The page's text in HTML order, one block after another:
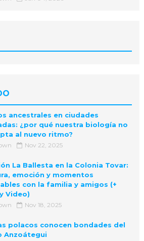
ancestrales en ciudades
¿por qué nuestra biología no
al nuevo ritmo?
Nov 22, 2025
La Ballesta en la Colonia Tovar:
emoción y momentos
con la familia y amigos (+
Video)
Nov 18, 2025
polacos conocen bondades del
Anzoátegui